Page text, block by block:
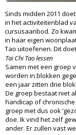
Sinds midden 2011
in het activiteitenblad
cursusaanbod. Zo
in haar eigen
Tao uitoefenen. Dit
Tai Chi Tao lessen
Samen met een groep
worden in blokken
een jaar zitten drie
De groep bestaat niet
handicap of
groep met dus ook
doe. Ik vind het zelf
ander. Er zullen vast